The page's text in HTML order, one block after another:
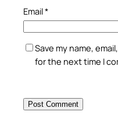
Email*
Save my name,
for the next time I